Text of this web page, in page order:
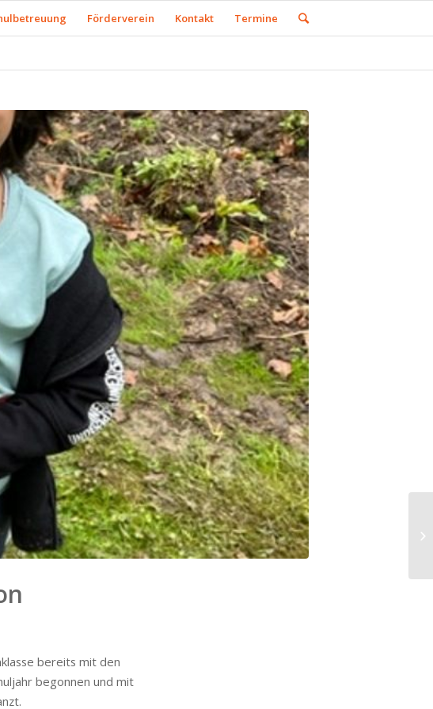
Förderverein Kontakt Termine
bereits mit den
begonnen und mit